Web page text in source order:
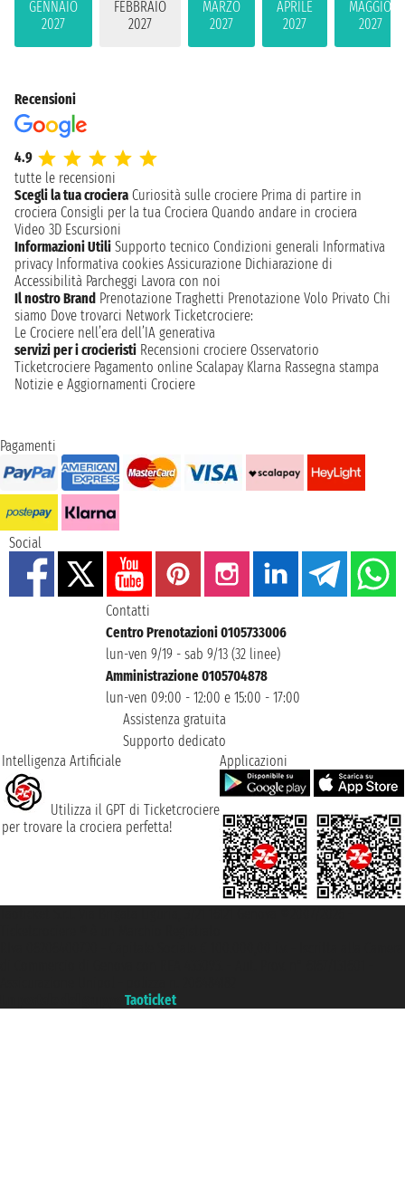
GENNAIO
2027
FEBBRAIO
2027
MARZO
2027
APRILE
2027
MAGGIO
2027
Recensioni
4.9
tutte le recensioni
Scegli la tua crociera Curiosità sulle crociere Prima di partire in
crociera Consigli per la tua Crociera Quando andare in crociera
Video 3D Escursioni
Informazioni Utili Supporto tecnico Condizioni generali Informativa
privacy Informativa cookies Assicurazione Dichiarazione di
Accessibilità Parcheggi Lavora con noi
Il nostro Brand Prenotazione Traghetti Prenotazione Volo Privato Chi
siamo Dove trovarci Network Ticketcrociere:
Le Crociere nell’era dell’IA generativa
servizi per i crocieristi Recensioni crociere Osservatorio
Ticketcrociere Pagamento online Scalapay Klarna Rassegna stampa
Notizie e Aggiornamenti Crociere
Pagamenti
Social
Contatti
Centro Prenotazioni 0105733006
lun-ven 9/19 - sab 9/13 (32 linee)
Amministrazione 0105704878
lun-ven 09:00 - 12:00 e 15:00 - 17:00
Assistenza gratuita
Supporto dedicato
Intelligenza Artificiale
Utilizza il GPT di Ticketcrociere
per trovare la crociera perfetta!
Applicazioni
Taoticket